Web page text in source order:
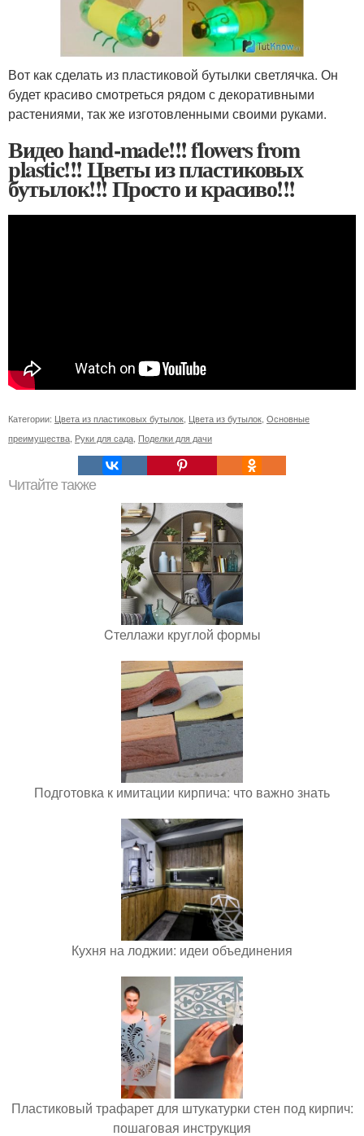
Вот как сделать из пластиковой бутылки светлячка. Он
будет красиво смотреться рядом с декоративными
растениями, так же изготовленными своими руками.
Видео hand-made!!! flowers from
plastic!!! Цветы из пластиковых
бутылок!!! Просто и красиво!!!
Категории: Цвета из пластиковых бутылок Цвета из бутылок Основные
преимущества Руки для сада Поделки для дачи
Читайте также
Cтеллажи круглой формы
Подготовка к имитации кирпича: что важно знать
Кухня на лоджии: идеи объединения
Пластиковый трафарет для штукатурки стен под кирпич:
пошаговая инструкция